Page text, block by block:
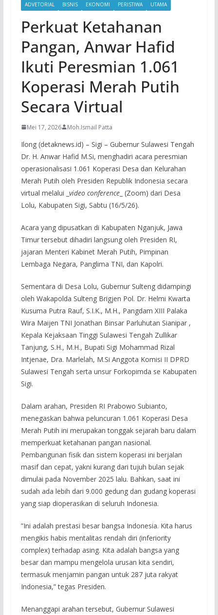
ADVETORIAL BISNIS EKONOMI PERISTIWA UTAMA
Perkuat Ketahanan
Pangan, Anwar Hafid
Ikuti Peresmian 1.061
Koperasi Merah Putih
Secara Virtual
Mei 17, 2026 Moh.Ismail Patta
Ilong (detaknews.id) – Sigi – Gubernur Sulawesi Tengah
Dr. H. Anwar Hafid M.Si, menghadiri acara peresmian
operasionalisasi 1.061 Koperasi Desa dan Kelurahan
Merah Putih oleh Presiden Republik Indonesia secara
virtual melalui _ video conference_ (Zoom) dari Desa
Lolu, Kabupaten Sigi, Sabtu (16/5/26).
Acara yang dipusatkan di Kabupaten Nganjuk, Jawa
Timur tersebut dihadiri langsung oleh Presiden RI,
jajaran Menteri Kabinet Merah Putih, Pimpinan
Lembaga Negara, Panglima TNI, dan Kapolri.
Sementara di Desa Lolu, Gubernur Sulteng didampingi
oleh Wakapolda Sulteng Brigjen Pol. Dr. Helmi Kwarta
Kusuma Putra Rauf, S.I.K., M.H., Pangdam XIII Palaka
Wira Maijen TNI Jonathan Binsar Parluhutan Sianipar ,
Kepala Kejaksaan Tinggi Sulawesi Tengah Zullikar
Tanjung, S.H., M.H., Bupati Sigi Mohammad Rizal
Intjenae, Dra. Marlelah, M.Si Anggota Komisi II DPRD
Sulawesi Tengah serta unsur Forkopimda se Kabupaten
Sigi.
Dalam arahan, Presiden RI Prabowo Subianto,
menegaskan bahwa peluncuran 1.061 Koperasi Desa
Merah Putih ini merupakan tonggak sejarah baru dalam
memperkuat ketahanan pangan nasional.
Pembangunan fisik dan sistem koperasi ini berjalan
masif dan cepat, yakni kurang dari tujuh bulan sejak
dimulai pada November 2025 lalu. Bahkan, saat ini
sudah ada lebih dari 9.000 gedung dan gudang koperasi
yang siap dioperasikan di seluruh Indonesia.
​”Ini adalah prestasi besar bangsa Indonesia. Kita harus
mengikis habis mentalitas rendah diri (inferiority
complex) terhadap asing. Kita adalah bangsa yang
besar dan mampu mengelola urusan kita sendiri,
termasuk menjamin pangan untuk 287 juta rakyat
Indonesia,” tegas Presiden.
Menanggapi arahan tersebut, Gubernur Sulawesi